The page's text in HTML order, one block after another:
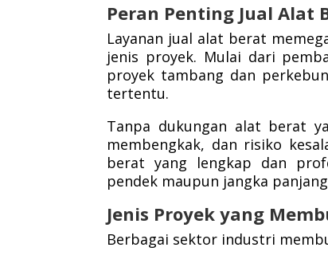
Peran Penting Jual Alat
Layanan jual alat berat
jenis proyek. Mulai dari
proyek tambang dan
tertentu.
Tanpa dukungan alat berat
membengkak, dan risiko
berat yang lengkap dan
pendek maupun jangka
Jenis Proyek yang
Berbagai sektor industri